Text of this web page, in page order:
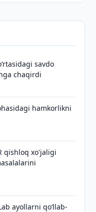
savdo
chaqirdi
hamkorlikni
qishloq xo'jaligi
ayollarni qoʻllab-